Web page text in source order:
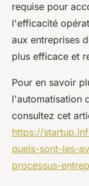
requise pour
l'efficacité
aux entreprises
plus efficace et
Pour en savoir
l'automatisation
consultez cet
https://
quels-sont-les-
processus-